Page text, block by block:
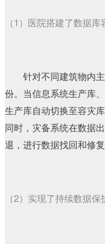
（1）医院搭建了数据
针对不同建筑物内主
份。当信息系统生产库
生产库自动切换至容灾
同时，灾备系统在数据
退，进行数据找回和修复
（2）实现了持续数据